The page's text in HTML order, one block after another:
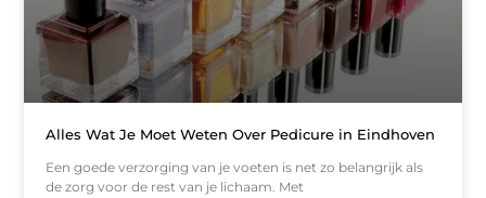
Alles Wat Je Moet Weten Over Pedicure in Eindhoven
Een goede verzorging van je voeten is net zo belangrijk als
de zorg voor de rest van je lichaam. Met